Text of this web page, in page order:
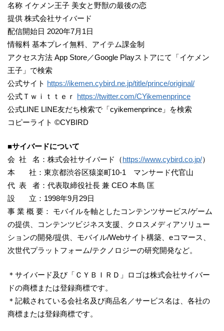
名称 イケメン王子 美女と野獣の最後の恋
提供 株式会社サイバード
配信開始日 2020年7月1日
情報料 基本プレイ無料、アイテム課金制
アクセス方法 App Store／Google Playストアにて「イケメン
王子」で検索
公式サイト https://ikemen.cybird.ne.jp/title/prince/original/
公式Ｔｗｉｔｔｅｒ https://twitter.com/CYikemenprince
公式LINE LINE友だち検索で「cyikemenprince」を検索
コピーライト ©CYBIRD
■サイバードについて
会 社 名：株式会社サイバード（ https://www.cybird.co.jp/）
本 社：東京都渋谷区猿楽町10-1 マンサード代官山
代 表 者：代表取締役社長 兼 CEO 本島 匡
設 立：1998年9月29日
事 業 概 要： モバイルを軸としたコンテンツサービス/ゲーム
の提供、コンテンツビジネス支援、クロスメディアソリュー
ションの開発/提供、モバイル/Webサイト構築、eコマース、
次世代プラットフォーム/テクノロジーの研究開発など。
＊サイバード及び「ＣＹＢＩＲＤ」ロゴは株式会社サイバー
ドの商標または登録商標です。
＊記載されている会社名及び商品名／サービス名は、各社の
商標または登録商標です。